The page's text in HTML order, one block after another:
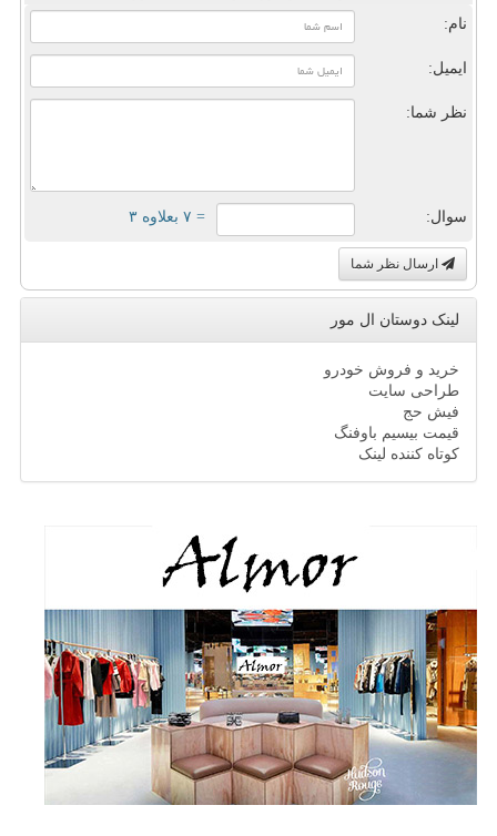
نام:
ایمیل:
نظر شما:
سوال: = ۷ بعلاوه ۳
ارسال نظر شما
لینک دوستان ال مور
خرید و فروش خودرو
طراحی سایت
فیش حج
قیمت بیسیم باوفنگ
کوتاه کننده لینک